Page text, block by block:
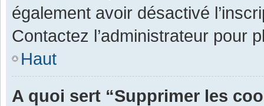
également avoir désactivé
Contactez l’administrateur pour
Haut
A quoi sert “Supprimer les